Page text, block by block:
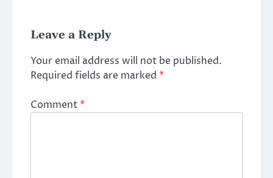
Leave a Reply
Your email address will not be published.
Required fields are marked *
Comment*